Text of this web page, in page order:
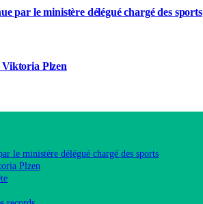
par le ministère délégué chargé des sports
Viktoria Plzen
le ministère délégué chargé des sports
Plzen